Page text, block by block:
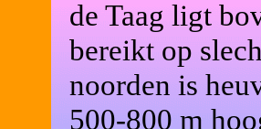
de Taag ligt
bereikt op
noorden is
500-800 m